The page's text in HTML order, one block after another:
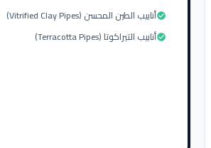
أنابيب الطين المحسن (Vitrified Clay Pipes)check_circle
أنابيب التيراكوتا (Terracotta Pipes)check_circle